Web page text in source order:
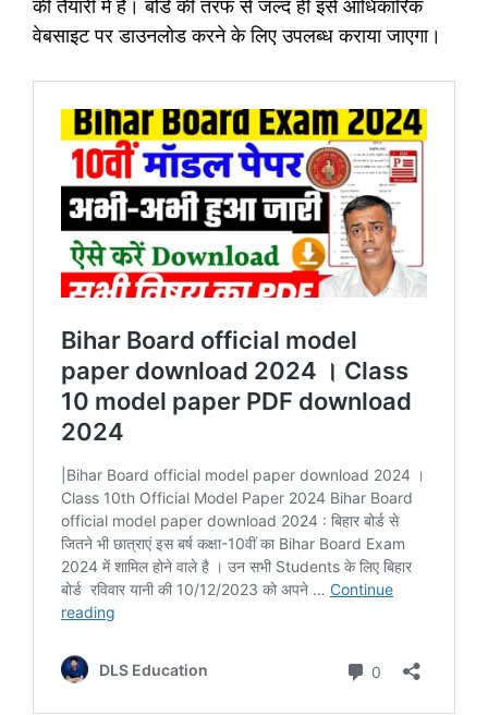
की तैयारी में हैं। बोर्ड की तरफ से जल्द ही इसे आधिकारिक
वेबसाइट पर डाउनलोड करने के लिए उपलब्ध कराया जाएगा।